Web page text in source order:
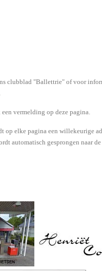
clubblad "Ballettrie" of voor
vermelding op deze pagina.
op elke pagina een willekeurige
automatisch gesprongen naar de